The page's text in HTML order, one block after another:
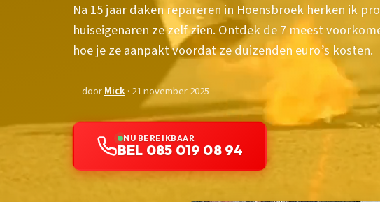
Na 15 jaar daken repareren in Hoensbroek herken ik
huiseigenaren ze zelf zien. Ontdek de 7 meest
hoe je ze aanpakt voordat ze duizenden euro’s kosten.
doorMick· 21 november 2025
NU BEREIKBAAR
BEL 085 019 08 94